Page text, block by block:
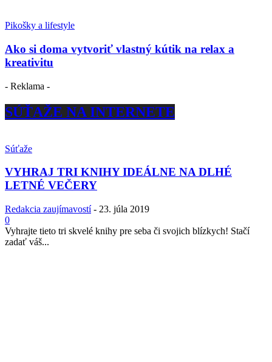
Pikošky a lifestyle
Ako si doma vytvoriť vlastný kútik na relax a
kreativitu
- Reklama -
SÚŤAŽE NA INTERNETE
Súťaže
VYHRAJ TRI KNIHY IDEÁLNE NA DLHÉ
LETNÉ VEČERY
Redakcia zaujímavostí - 23. júla 2019
0
Vyhrajte tieto tri skvelé knihy pre seba či svojich blízkych! Stačí
zadať váš...